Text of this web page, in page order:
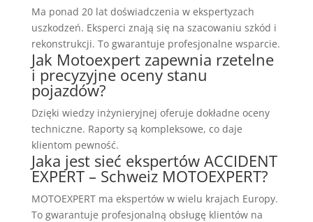
Ma ponad 20 lat doświadczenia w ekspertyzach
uszkodzeń. Eksperci znają się na szacowaniu szkód i
rekonstrukcji. To gwarantuje profesjonalne wsparcie.
Jak Motoexpert zapewnia rzetelne
i precyzyjne oceny stanu
pojazdów?
Dzięki wiedzy inżynieryjnej oferuje dokładne oceny
techniczne. Raporty są kompleksowe, co daje
klientom pewność.
Jaka jest sieć ekspertów ACCIDENT
EXPERT – Schweiz MOTOEXPERT?
MOTOEXPERT ma ekspertów w wielu krajach Europy.
To gwarantuje profesjonalną obsługę klientów na